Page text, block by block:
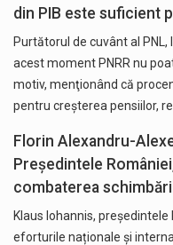
din PIB este suficient
Purtătorul de cuvânt al
acest moment PNRR nu
motiv, menţionând că
pentru creşterea pensiilor,
Florin Alexandru-
Președintele
combaterea
Klaus Iohannis,
eforturile naționale și